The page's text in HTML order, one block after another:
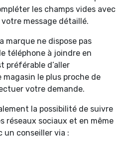
les champs vides avec
message détaillé.
marque ne dispose pas
téléphone à joindre en
préférable d’aller
le plus proche de
votre demande.
la possibilité de suivre
réseaux sociaux et en même
un conseiller via :